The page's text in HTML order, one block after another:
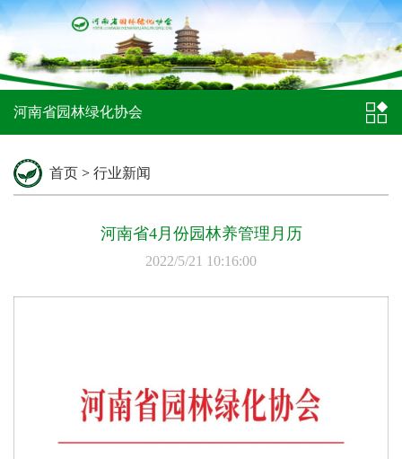
河南省园林绿化协会
首页 > 行业新闻
河南省4月份园林养管理月历
2022/5/21 10:16:00